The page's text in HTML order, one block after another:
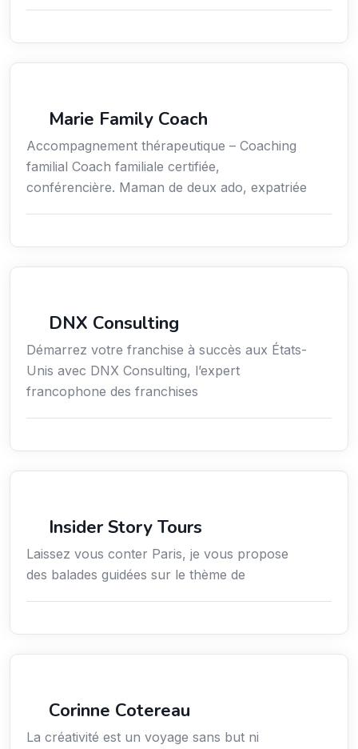
Marie Family Coach
Accompagnement thérapeutique – Coaching
familial Coach familiale certifiée,
conférencière. Maman de deux ado, expatriée
DNX Consulting
Démarrez votre franchise à succès aux États-
Unis avec DNX Consulting, l’expert
francophone des franchises
Insider Story Tours
Laissez vous conter Paris, je vous propose
des balades guidées sur le thème de
Corinne Cotereau
La créativité est un voyage sans but ni